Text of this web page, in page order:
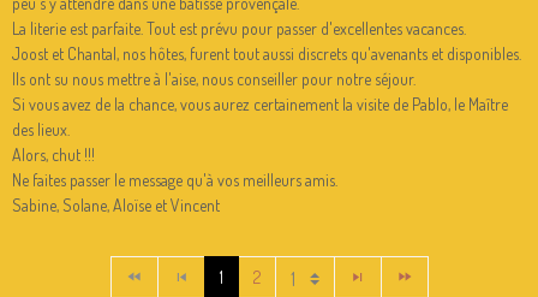
La literie est parfaite. Tout est prévu pour passer d'excellentes vacances.
Joost et Chantal, nos hôtes, furent tout aussi discrets qu'avenants et disponibles.
Ils ont su nous mettre à l'aise, nous conseiller pour notre séjour.
Si vous avez de la chance, vous aurez certainement la visite de Pablo, le Maître
des lieux.
Alors, chut !!!
Ne faites passer le message qu'à vos meilleurs amis.
Sabine, Solane, Aloïse et Vincent
1 2